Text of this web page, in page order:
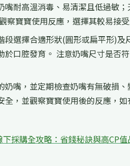
嘴耐高溫消毒、易清潔且低過敏
察寶寶使用反應，選擇其較易接
段選擇合適形狀(圓形或扁平形)及
口腔發育。 注意奶嘴尺寸是否
奶嘴，並定期檢查奶嘴有無破損
，並觀察寶寶使用後的反應，
採購全攻略：省錢秘訣與高CP值